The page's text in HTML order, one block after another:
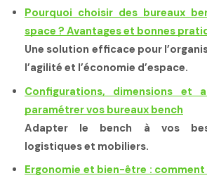
Pourquoi choisir des bureaux
space ? Avantages et bonnes
Une solution efficace pour
l’agilité et l’économie d’espace.
Configurations, dimensions et
paramétrer vos bureaux bench
Adapter le bench à vos
logistiques et mobiliers.
Ergonomie et bien-être : comment